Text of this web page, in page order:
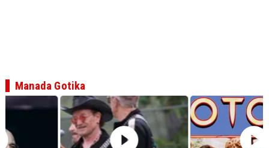
Manada Gotika